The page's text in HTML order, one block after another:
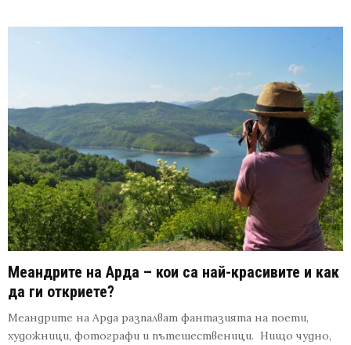
Меандрите на Арда – кои са най-красивите и как
да ги откриете?
Меандрите на Арда разпалват фантазията на поети,
художници, фотографи и пътешественици. Нищо чудно,